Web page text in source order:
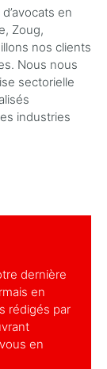
en
Zoug,
nos clients
Nous nous
sectorielle
industries
dernière
en
rédigés par
en